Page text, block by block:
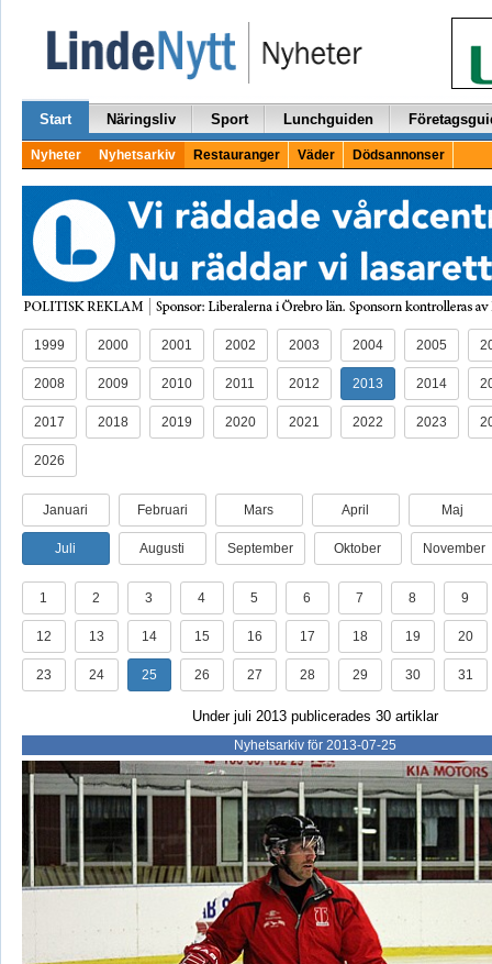
Start Näringsliv Sport Lunchguiden
Nyheter Nyhetsarkiv Restauranger Väder Dödsannonser
1999 2000 2001 2002 2003 2004 2005
2008 2009 2010 2011 2012 2013 2014
2017 2018 2019 2020 2021 2022 2023
2026
Januari Februari Mars April Maj
Juli Augusti September Oktober November
1 2 3 4 5 6 7 8 9
12 13 14 15 16 17 18 19 20
23 24 25 26 27 28 29 30 31
Under juli 2013 publicerades 30 artiklar
Nyhetsarkiv för 2013-07-25